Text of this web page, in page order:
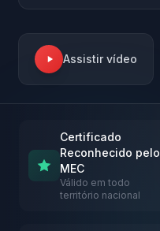
Assistir vídeo
Certificado
Reconhecido pelo
MEC
Válido em todo
território nacional